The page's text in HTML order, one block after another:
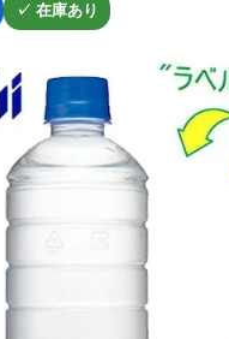
✓ 在庫あり